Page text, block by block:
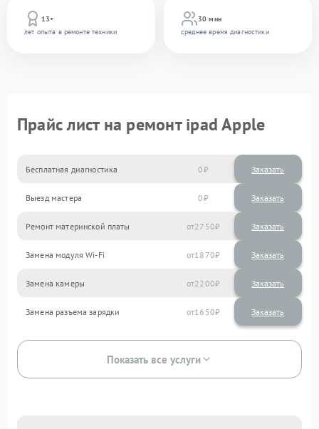
13+
лет опыта в ремонте техники
30 мин
среднее время диагностики
Прайс лист на ремонт ipad Apple
Бесплатная диагностика 0 Заказать
Выезд мастера 0 Заказать
Ремонт материнской платы 2750
Замена модуля Wi-Fi 1870
Замена камеры 2200
Замена разъема зарядки 1650
Показать все услуги